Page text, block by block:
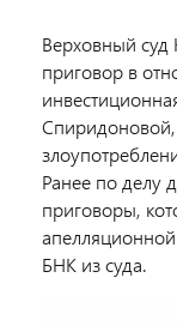
Верховный суд
приговор в
Ранее по делу
приговоры,
БНК из суда.